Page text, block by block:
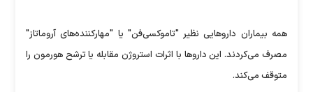
همه بیماران داروهایی نظیر "تاموکسی‌فن" یا "مهارکننده‌های آروماتاز"
مصرف می‌کردند. این داروها با اثرات استروژن مقابله یا ترشح هورمون را
متوقف می‌کند.